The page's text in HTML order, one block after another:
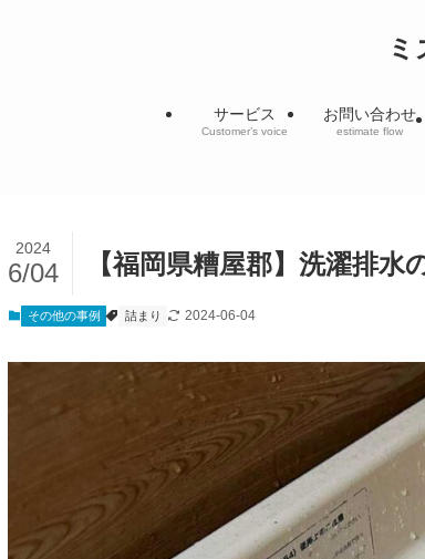
ミ
サービス
Customer’s voice
お問い合わせ
estimate flow
【福岡県糟屋郡】洗濯排水
2024
6/04
その他の事例 詰まり 2024-06-04